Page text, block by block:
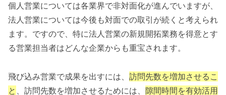
個人営業については各業界で非対面化が進んでいますが、
法人営業については今後も対面での取引が続くと考えられ
ます。ですので、特に法人営業の新規開拓業務を得意とす
る営業担当者はどんな企業からも重宝されます。
飛び込み営業で成果を出すには、 訪問先数を増加させるこ
と 、訪問先数を増加させるためには、 隙間時間を有効活用